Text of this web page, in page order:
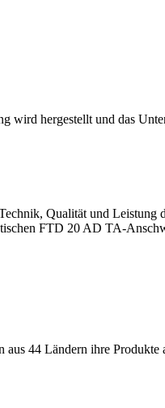
wird hergestellt und das
Qualität und
FTD 20 AD TA-
44 Ländern ihre Produkte